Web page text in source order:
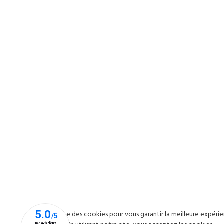
Ce site utilise des cookies pour vous garantir la meilleure